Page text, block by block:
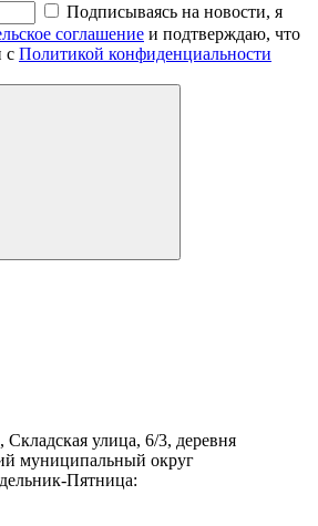
Подписываясь на новости, я
соглашение и подтверждаю, что
с Политикой конфиденциальности
Складская улица, 6/3, деревня
муниципальный округ
Пятница: